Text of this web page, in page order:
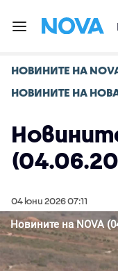
НОВИНИТЕ НА
НОВИНИТЕ НА
04 юни 2026 07:11